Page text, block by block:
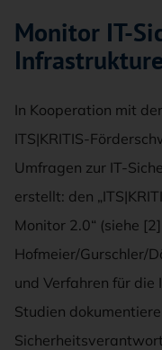
Monitor IT-
In Kooperation mit
ITS|KRITIS-
Umfragen zur IT-
erstellt: den
Monitor 2.0“ (siehe
Hofmeier/Gurschler/
und Verfahren für die
Studien